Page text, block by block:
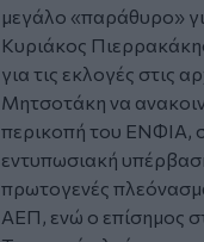
μεγάλο «παράθυρο»
Κυριάκος
για τις εκλογές στις
Μητσοτάκη να
περικοπή του ΕΝΦΙΑ,
εντυπωσιακή
πρωτογενές
ΑΕΠ, ενώ ο επίσημος